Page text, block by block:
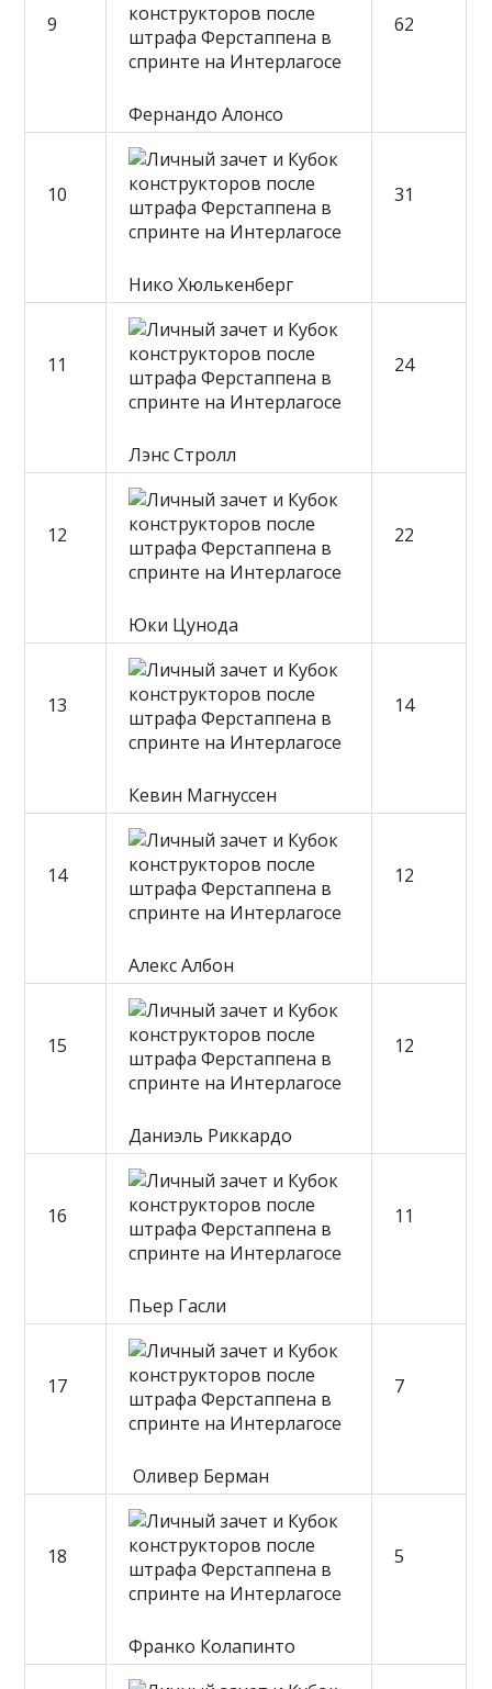
9
Фернандо Алонсо
62
10
Нико Хюлькенберг
31
11
Лэнс Стролл
24
12
Юки Цунода
22
13
Кевин Магнуссен
14
14
Алекс Албон
12
15
Даниэль Риккардо
12
16
Пьер Гасли
11
17
Оливер Берман
7
18
Франко Колапинто
5